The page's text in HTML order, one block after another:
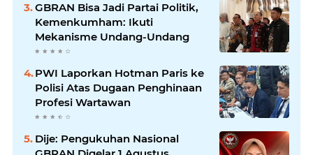
GBRAN Bisa Jadi Partai Politik,
Kemenkumham: Ikuti
Mekanisme Undang-Undang
PWI Laporkan Hotman Paris ke
Polisi Atas Dugaan Penghinaan
Profesi Wartawan
Dije: Pengukuhan Nasional